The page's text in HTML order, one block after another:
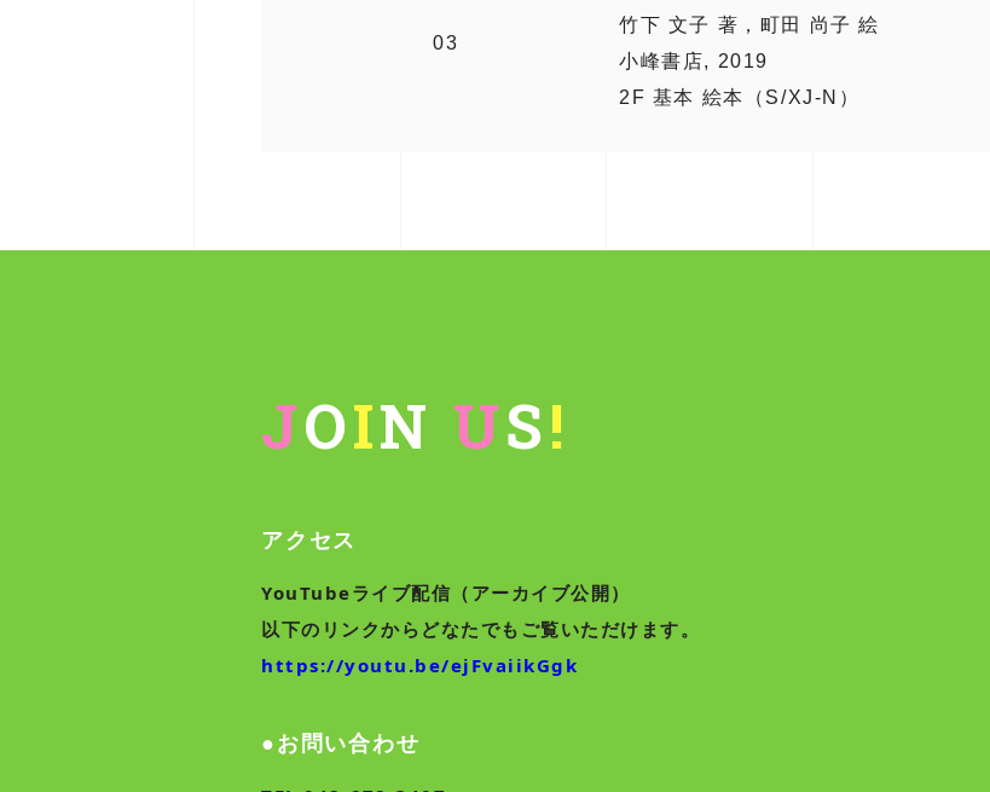
竹下 文子 著，町田 尚子 絵
小峰書店, 2019
2F 基本 絵本（S/XJ-N）
JOIN US!
アクセス
YouTubeライブ配信（アーカイブ公開）
以下のリンクからどなたでもご覧いただけます。
https://youtu.be/ejFvaiikGgk
●お問い合わせ